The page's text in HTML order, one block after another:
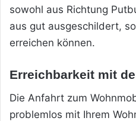
sowohl aus Richtung
aus gut ausgeschildert,
erreichen können.
Erreichbarkeit mit
Die Anfahrt zum
problemlos mit Ihrem